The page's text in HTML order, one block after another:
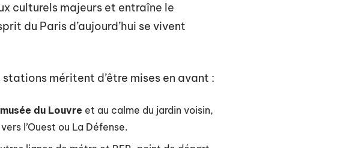
culturels majeurs et entraîne le
du Paris d’aujourd’hui se vivent
méritent d’être mises en avant :
musée du Louvre et au calme du jardin voisin,
l’Ouest ou La Défense.